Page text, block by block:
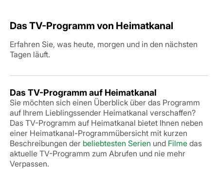
Das TV-Programm von Heimatkanal
Erfahren Sie, was heute, morgen und in den nächsten
Tagen läuft.
Das TV-Programm auf Heimatkanal
Sie möchten sich einen Überblick über das Programm
auf Ihrem Lieblingssender Heimatkanal verschaffen?
Das TV-Programm auf Heimatkanal bietet Ihnen neben
einer Heimatkanal-Programmübersicht mit kurzen
Beschreibungen der beliebtesten Serien und Filme das
aktuelle TV-Programm zum Abrufen und nie mehr
Verpassen.